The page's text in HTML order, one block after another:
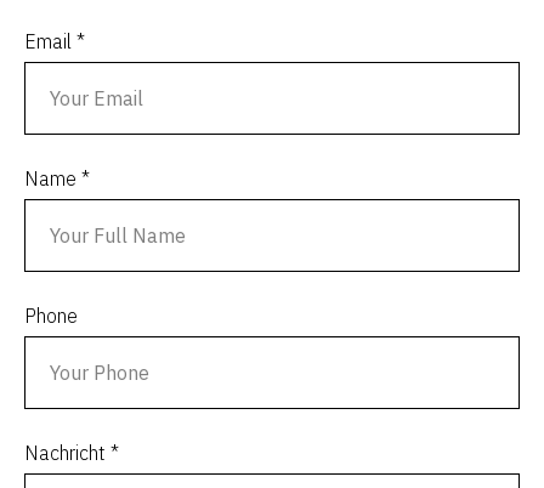
Email *
Name *
Phone
Nachricht *